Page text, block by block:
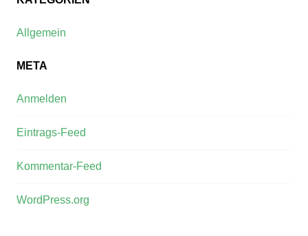
Allgemein
META
Anmelden
Eintrags-Feed
Kommentar-Feed
WordPress.org